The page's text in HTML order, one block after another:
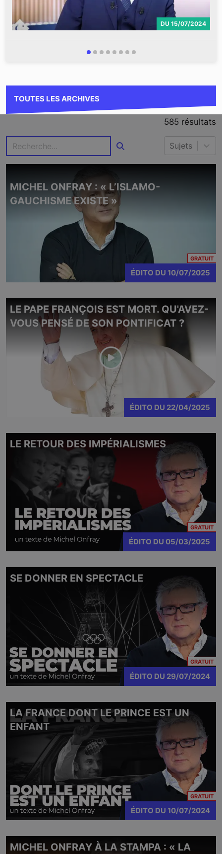
DU 15/07/2024
TOUTES LES ARCHIVES
585 résultats
Sujets
MICHEL ONFRAY : « L’ISLAMO-
GAUCHISME EXISTE »
GRATUIT
ÉDITO DU 10/07/2025
LE PAPE FRANÇOIS EST MORT. QU'AVEZ-
VOUS PENSÉ DE SON PONTIFICAT ?
ÉDITO DU 22/04/2025
LE RETOUR DES IMPÉRIALISMES
GRATUIT
ÉDITO DU 05/03/2025
SE DONNER EN SPECTACLE
GRATUIT
ÉDITO DU 29/07/2024
LA FRANCE DONT LE PRINCE EST UN
ENFANT
GRATUIT
ÉDITO DU 10/07/2024
MICHEL ONFRAY À LA STAMPA : « LA